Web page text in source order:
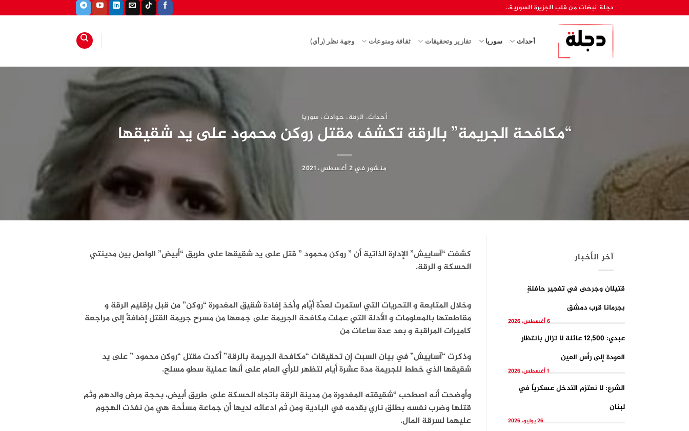
للمحتوى
دجلة نبضات من قلب الجزيرة السورية..
أحداث سوريا تقارير وتحقيقات ثقافة ومنوعات وجهة نظر (رأي)
أحداث، الرقة، حوادث، سوريا
“مكافحة الجريمة” بالرقة تكشف مقتل روكن محمود على يد شقيقها
منشور في2 أغسطس، 2021
آخر الأخبار
قتيلان وجرحى في تفجيرِ حافلةٍ
بجرمانا قرب دمشق
6 أغسطس، 2026
عبدي: 12,500 عائلة لا تزال بانتظار
العودة إلى رأس العين
1 أغسطس، 2026
الشرع: لا نعتزم التدخل عسكرياً في
لبنان
26 يوليو، 2026
كشفت “آساييش” الإدارة الذاتية أن ” روكن محمود ” قتل على يد شقيقها على طريق “أبيض” الواصل بين مدينتي
الحسكة و الرقة.
وخلال المتابعة و التحريات التي استمرت لعدَّة أيَّام وأخذ إفادة شقيق المغدورة “روكن” من قبل بإقليم الرقة و
مقاطعتها بالمعلومات و الأدلة التي عملت مكافحة الجريمة على جمعها من مسرح جريمة القتل إضافةً إلى مراجعة
كاميرات المراقبة و بعد عدة ساعات من
وذكرت “آساييش” في بيان السبت إن تحقيقات “مكافحة الجريمة بالرقة” أكدت مقتل “روكن محمود ” على يد
شقيقها الذي خطط للجريمة مدة عشرة أيام لتظهر للرأي العام على أنها عملية سطو مسلح.
وأوضحت أنه اصطحب “شقيقته المغدورة من مدينة الرقة باتجاه الحسكة على طريق أبيض، بحجة مرض والدهم وثم
قتلها وضرب نفسه بطلق ناري بقدمه في البادية ومن ثم ادعائه لديها أن جماعة مسلَّحة هي من نفذت الهجوم
عليهما لسرقة المال.